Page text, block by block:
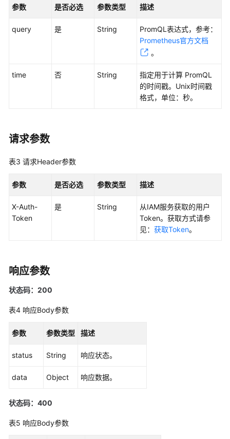
践
API
SDK
见
问
频
助
档
更
文
档
（吉
隆
参数 是否必选 参数类型 描述
query 是 String
PromQL表达式，参考：
Prometheus官方文档
。
time 否 String
指定用于计算 PromQL
的时间戳。Unix时间戳
格式，单位：秒。
请求参数
表3 请求Header参数
参数 是否必选 参数类型 描述
X-Auth-
Token
是 String
从IAM服务获取的用户
Token。获取方式请参
见： 获取Token。
响应参数
状态码：200
表4 响应Body参数
参数 参数类型 描述
status String 响应状态。
data Object 响应数据。
状态码：400
表5 响应Body参数